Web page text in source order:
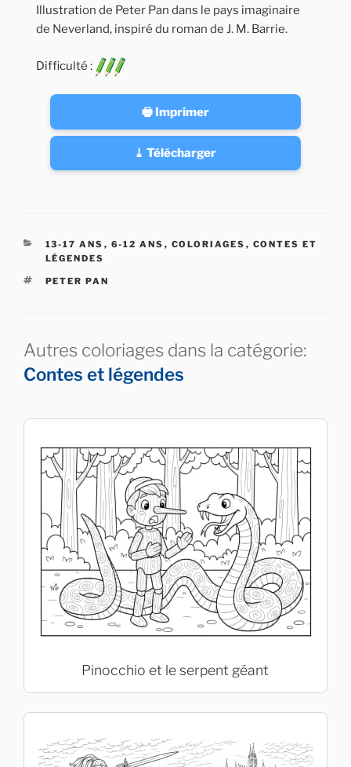
Illustration de Peter Pan dans le pays imaginaire
de Neverland, inspiré du roman de J. M. Barrie.
Difficulté :
🖶 Imprimer
⤓ Télécharger
CATÉGORIES
13-17 ANS , 6-12 ANS , COLORIAGES , CONTES ET
LÉGENDES
ÉTIQUETTES
PETER PAN
Autres coloriages dans la catégorie:
Contes et légendes
Pinocchio et le serpent géant